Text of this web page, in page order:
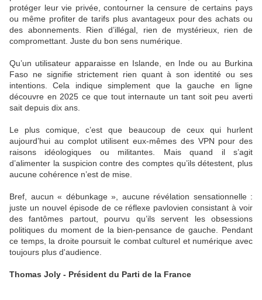
protéger leur vie privée, contourner la censure de certains pays
ou même profiter de tarifs plus avantageux pour des achats ou
des abonnements. Rien d’illégal, rien de mystérieux, rien de
compromettant. Juste du bon sens numérique.
Qu’un utilisateur apparaisse en Islande, en Inde ou au Burkina
Faso ne signifie strictement rien quant à son identité ou ses
intentions. Cela indique simplement que la gauche en ligne
découvre en 2025 ce que tout internaute un tant soit peu averti
sait depuis dix ans.
Le plus comique, c’est que beaucoup de ceux qui hurlent
aujourd’hui au complot utilisent eux-mêmes des VPN pour des
raisons idéologiques ou militantes. Mais quand il s’agit
d’alimenter la suspicion contre des comptes qu’ils détestent, plus
aucune cohérence n’est de mise.
Bref, aucun « débunkage », aucune révélation sensationnelle :
juste un nouvel épisode de ce réflexe pavlovien consistant à voir
des fantômes partout, pourvu qu’ils servent les obsessions
politiques du moment de la bien-pensance de gauche. Pendant
ce temps, la droite poursuit le combat culturel et numérique avec
toujours plus d'audience.
Thomas Joly - Président du Parti de la France